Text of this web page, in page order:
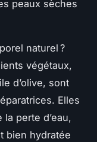
peaux sèches
naturel ?
végétaux,
d’olive, sont
Elles
perte d’eau,
bien hydratée